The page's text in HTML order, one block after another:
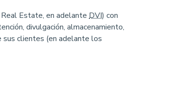
Estate, en adelante DVI) con
divulgación, almacenamiento,
sus clientes (en adelante los